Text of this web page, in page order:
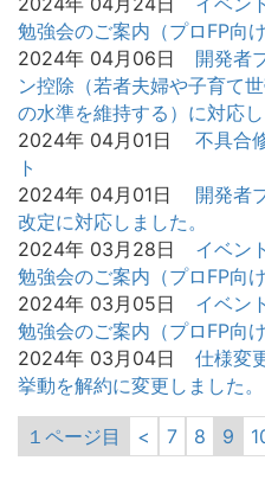
勉強会のご案内（プロFP向け
2024年 04月06日
開発者
ン控除（若者夫婦や子育て
の水準を維持する）に対応し
2024年 04月01日
不具合
ト
2024年 04月01日
開発者
改定に対応しました。
2024年 03月28日
イベン
勉強会のご案内（プロFP向け
2024年 03月05日
イベン
勉強会のご案内（プロFP向け
2024年 03月04日
仕様変
挙動を解約に変更しました。
１ページ目 < 7 8 9